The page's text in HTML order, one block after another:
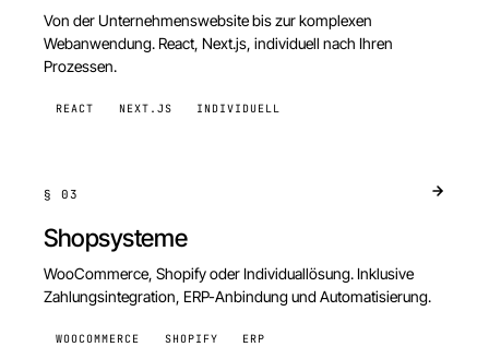
Von der Unternehmenswebsite bis zur komplexen
Webanwendung. React, Next.js, individuell nach Ihren
Prozessen.
REACT NEXT.JS INDIVIDUELL
§03
Shopsysteme
WooCommerce, Shopify oder Individuallösung. Inklusive
Zahlungsintegration, ERP-Anbindung und Automatisierung.
WOOCOMMERCE SHOPIFY ERP